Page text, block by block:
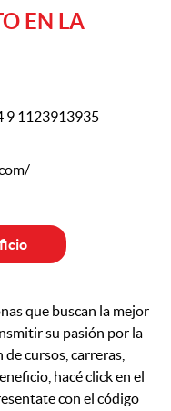
EN LA
9 1123913935
que buscan la mejor
su pasión por la
cursos, carreras,
hacé click en el
con el código